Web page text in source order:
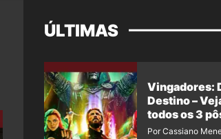
ÚLTIMAS
Vingadores:
Destino –
todos os 3
‘Doomsday’
Por Cassiano